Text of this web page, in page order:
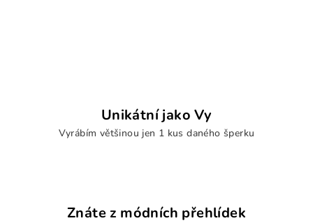
Unikátní jako Vy
Vyrábím většinou jen 1 kus daného šperku
Znáte z módních přehlídek